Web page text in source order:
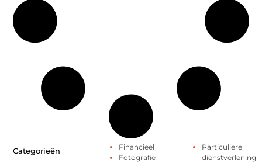
Categorieën
Financieel
Fotografie
Particuliere
dienstverlening